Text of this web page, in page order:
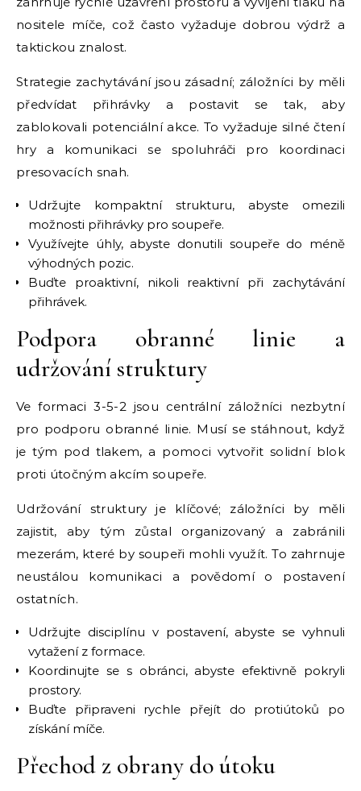
nositele míče, což často vyžaduje dobrou výdrž a
taktickou znalost.
Strategie zachytávání jsou zásadní; záložníci by měli
předvídat přihrávky a postavit se tak, aby
zablokovali potenciální akce. To vyžaduje silné čtení
hry a komunikaci se spoluhráči pro koordinaci
presovacích snah.
Udržujte kompaktní strukturu, abyste omezili
možnosti přihrávky pro soupeře.
Využívejte úhly, abyste donutili soupeře do méně
výhodných pozic.
Buďte proaktivní, nikoli reaktivní při zachytávání
přihrávek.
Podpora obranné linie a
udržování struktury
Ve formaci 3-5-2 jsou centrální záložníci nezbytní
pro podporu obranné linie. Musí se stáhnout, když
je tým pod tlakem, a pomoci vytvořit solidní blok
proti útočným akcím soupeře.
Udržování struktury je klíčové; záložníci by měli
zajistit, aby tým zůstal organizovaný a zabránili
mezerám, které by soupeři mohli využít. To zahrnuje
neustálou komunikaci a povědomí o postavení
ostatních.
Udržujte disciplínu v postavení, abyste se vyhnuli
vytažení z formace.
Koordinujte se s obránci, abyste efektivně pokryli
prostory.
Buďte připraveni rychle přejít do protiútoků po
získání míče.
Přechod z obrany do útoku